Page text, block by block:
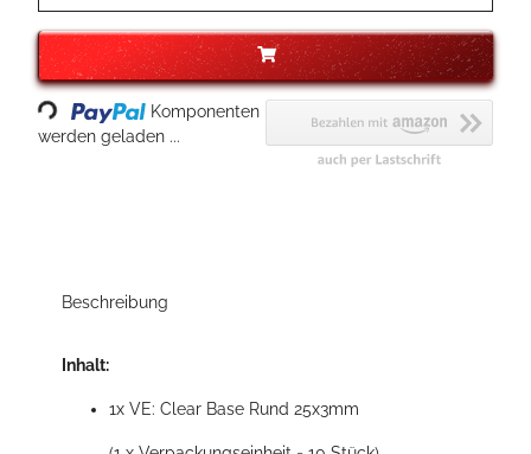
Loading...
Komponenten
werden geladen ...
Beschreibung
Inhalt:
1x VE: Clear Base Rund 25x3mm